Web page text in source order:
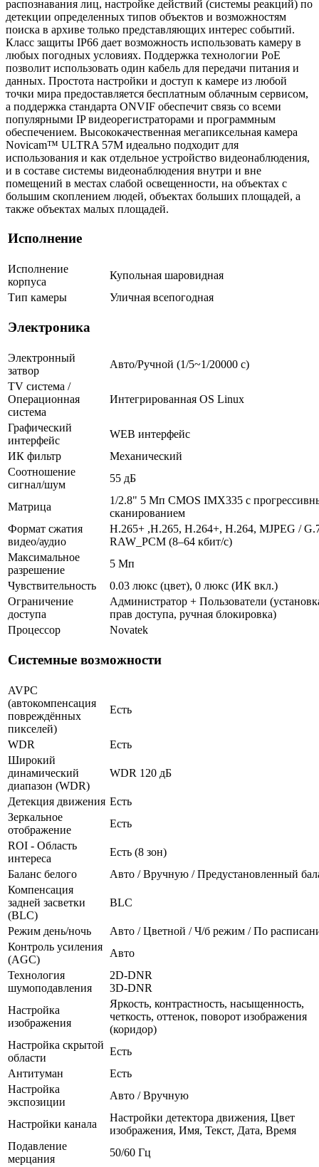
распознавания лиц, настройке действий (системы реакций) по
детекции определенных типов объектов и возможностям
поиска в архиве только представляющих интерес событий.
Класс защиты IР66 дает возможность использовать камеру в
любых погодных условиях. Поддержка технологии РоЕ
позволит использовать один кабель для передачи питания и
данных. Простота настройки и доступ к камере из любой
точки мира предоставляется бес­платным облачным сервисом,
а поддержка стандарта ONVIF обеспечит связь со всеми
популярными IP видеорегистраторами и программным
обеспечением. Высококачественная мегапиксельная камера
Novicam™ ULTRA 57M идеально подходит для
использования и как отдельное устройство видеонаблюдения,
и в составе системы видеонаблюдения внутри и вне
помещений в местах слабой освещенности, на объектах с
большим скоплением людей, объектах больших площадей, а
также объектах малых площадей.
Исполнение
Исполнение
корпуса
Купольная шаровидная
Тип камеры
Уличная всепогодная
Электроника
Электронный
затвор
Авто/Ручной (1/5~1/20000 c)
TV система /
Операционная
система
Интегрированная OS Linux
Графический
интерфейс
WEB интерфейс
ИК фильтр
Механический
Соотношение
сигнал/шум
55 дБ
Матрица
1/2.8" 5 Мп CMOS IMX335 с
сканированием
Формат сжатия
видео/аудио
H.265+ ,H.265, H.264+, H.264, MJPEG /
RAW_PCM (8–64 кбит/с)
Максимальное
разрешение
5 Мп
Чувствительность
0.03 люкс (цвет), 0 люкс (ИК вкл.)
Ограничение
доступа
Администратор + Пользователи
прав доступа, ручная блокировка)
Процессор
Novatek
Системные возможности
AVPC
(автокомпенсация
повреждённых
пикселей)
Есть
WDR
Есть
Широкий
динамический
диапазон (WDR)
WDR 120 дБ
Детекция движения Есть
Зеркальное
отображение
Есть
ROI - Область
интереса
Есть (8 зон)
Баланс белого
Авто / Вручную / Предустановленный
Компенсация
задней засветки
(BLC)
BLC
Режим день/ночь
Авто / Цветной / Ч/б режим / По
Контроль усиления
(AGC)
Авто
Технология
шумоподавления
2D-DNR
3D-DNR
Настройка
изображения
Яркость, контрастность, насыщенность,
четкость, оттенок, поворот изображения
(коридор)
Настройка скрытой
области
Есть
Антитуман
Есть
Настройка
экспозиции
Авто / Вручную
Настройки канала
Настройки детектора движения, Цвет
изображения, Имя, Текст, Дата, Время
Подавление
мерцания
50/60 Гц